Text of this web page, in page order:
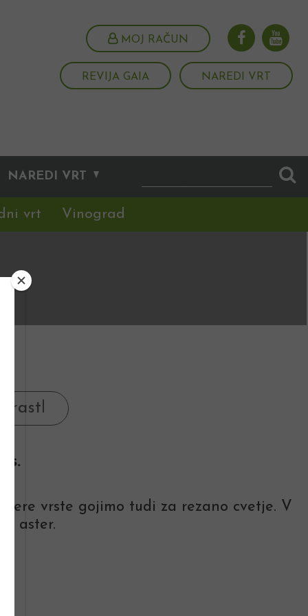
MOJ RAČUN
REVIJA GAIA NAREDI VRT
NAREDI VRT
vrt Vinograd
vrste gojimo tudi za rezano cvetje. V
aster.